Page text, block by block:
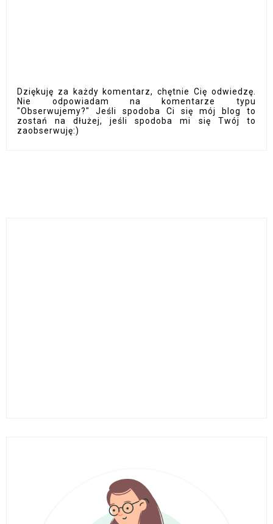
Dziękuję za każdy komentarz, chętnie Cię odwiedzę.
Nie odpowiadam na komentarze typu
"Obserwujemy?" Jeśli spodoba Ci się mój blog to
zostań na dłużej, jeśli spodoba mi się Twój to
zaobserwuję:)